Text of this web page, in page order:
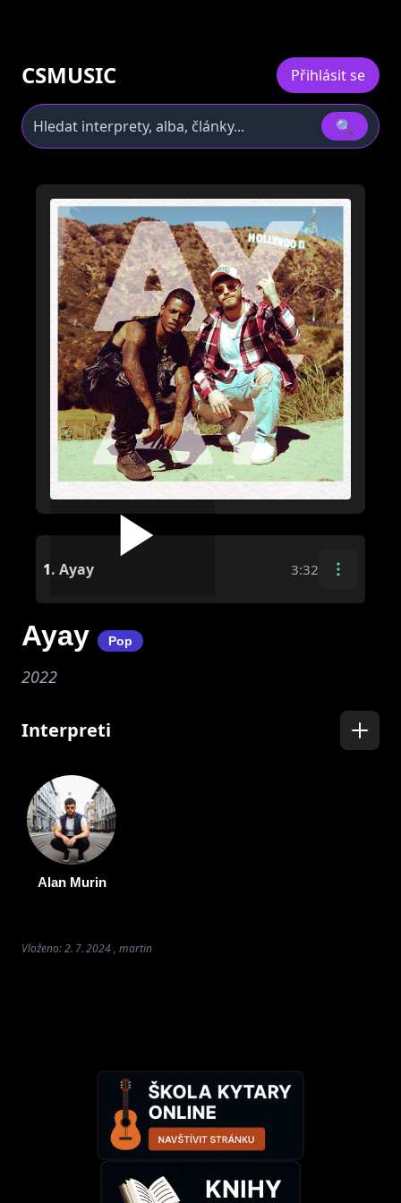
CSMUSIC Přihlásit se
🔍
1. Ayay 3:32
Ayay Pop
2022
Interpreti
Alan Murin
Vloženo: 2. 7. 2024 , martin